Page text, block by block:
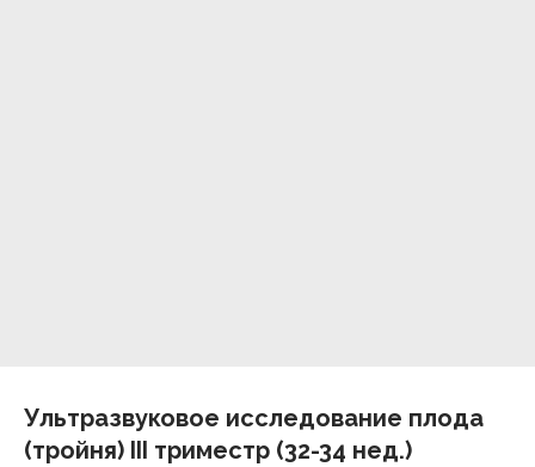
Ультразвуковое исследование плода
(тройня) III триместр (32-34 нед.)